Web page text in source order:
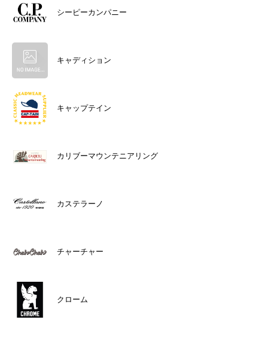
シーピーカンパニー
キャディション
キャップテイン
カリブーマウンテニアリング
カステラーノ
チャーチャー
クローム